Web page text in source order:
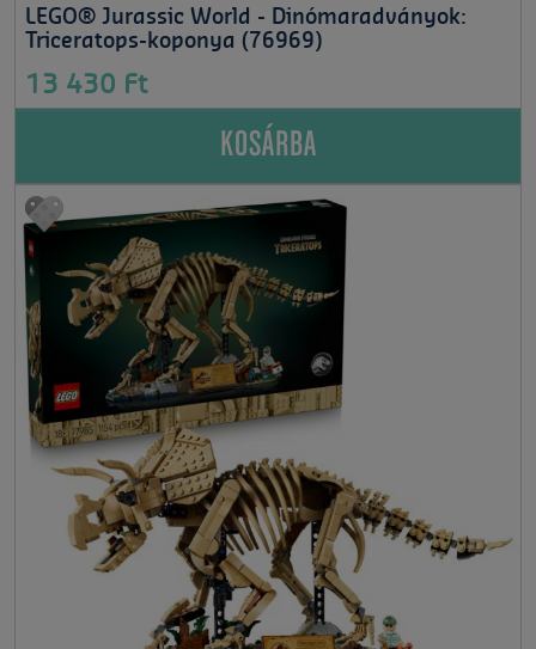
LEGO® Jurassic World - Dinómaradványok:
Triceratops-koponya (76969)
13 430 Ft
KOSÁRBA